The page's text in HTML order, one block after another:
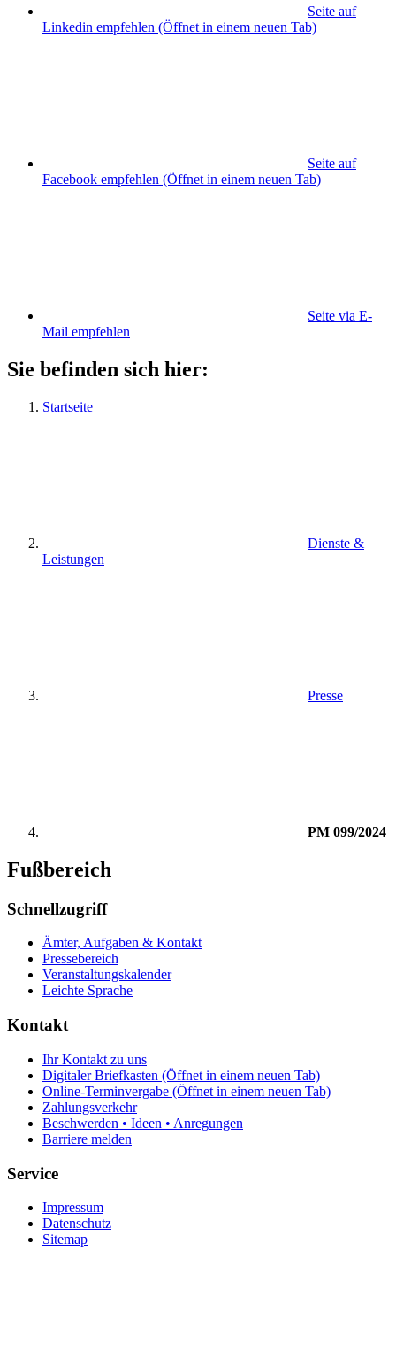
Seite auf
Linkedin empfehlen (Öffnet in einem neuen Tab)
Seite auf
Facebook empfehlen (Öffnet in einem neuen Tab)
Seite via E-
Mail empfehlen
Sie befinden sich hier:
Startseite
Dienste &
Leistungen
Presse
PM 099/2024
Fußbereich
Schnellzugriff
Ämter, Aufgaben & Kontakt
Pressebereich
Veranstaltungskalender
Leichte Sprache
Kontakt
Ihr Kontakt zu uns
Digitaler Briefkasten (Öffnet in einem neuen Tab)
Online-Terminvergabe (Öffnet in einem neuen Tab)
Zahlungsverkehr
Beschwerden • Ideen • Anregungen
Barriere melden
Service
Impressum
Datenschutz
Sitemap